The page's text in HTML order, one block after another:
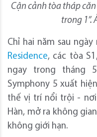
Cận cảnh tòa tháp
trong 1”.
Chỉ hai năm sau
Residence, các tòa
ngay trong tháng
Symphony 5 xuất
thế vị trí nổi trội -
Hàn, mở ra không
không giới hạn.